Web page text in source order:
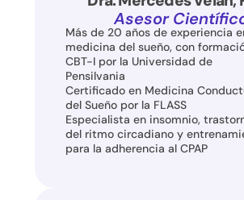
Asesor
Más de 20 años de experiencia
medicina del sueño, con
CBT-I por la Universidad de
Pensilvania
Certificado en Medicina
del Sueño por la FLASS
Especialista en insomnio,
del ritmo circadiano y
para la adherencia al CPAP